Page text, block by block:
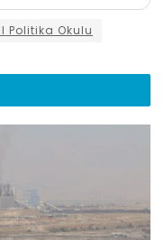
Politika Okulu